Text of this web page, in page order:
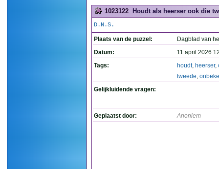
1023122 Houdt als heerser ook die
D.N.S.
Plaats van de puzzel:
Dagblad van
Datum:
11 april 2026
Tags:
houdt, heerser,
tweede,
Gelijkluidende vragen:
Geplaatst door: Anoniem